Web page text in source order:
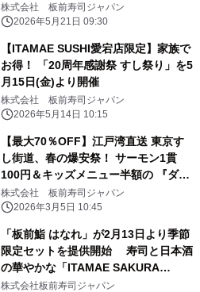
株式会社 板前寿司ジャパン
2026年5月21日 09:30
【ITAMAE SUSHI愛宕店限定】家族で
お得！ 「20周年感謝祭 すし祭り」を5
月15日(金)より開催
株式会社 板前寿司ジャパン
2026年5月14日 10:15
【最大70％OFF】江戸湾直送 東京す
し街道、春の爆安祭！ サーモン1貫
100円＆キッズメニュー半額の 『ダブ
ルわくわく大作戦』3月6日(金)開幕！
株式会社 板前寿司ジャパン
2026年3月5日 10:45
「板前鮨 はなれ」が2月13日より季節
限定セットを提供開始 寿司と日本酒
の華やかな「ITAMAE SAKURA
PREMIUM SET」 桜が香る、銀座と赤
株式会社板前寿司ジャパン